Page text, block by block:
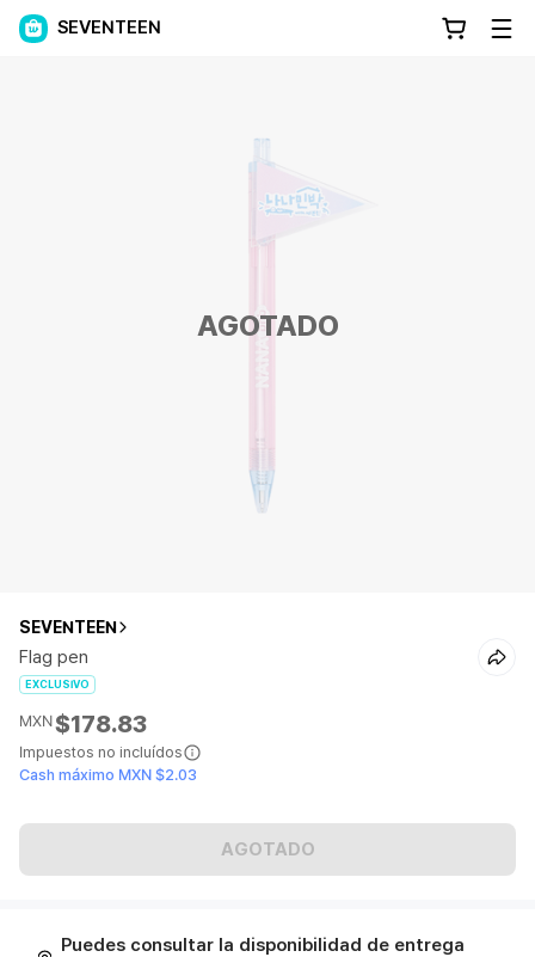
SEVENTEEN
AGOTADO
SEVENTEEN
Flag pen
EXCLUSIVO
MXN$178.83
Impuestos no incluídos
Cash máximo MXN $2.03
AGOTADO
Puedes consultar la disponibilidad de entrega